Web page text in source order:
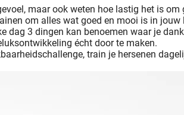
maar ook weten hoe lastig het is om
om alles wat goed en mooi is in
3 dingen kan benoemen waar je
écht door te maken.
train je hersenen